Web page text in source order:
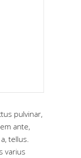
pulvinar,
ante,
tellus.
varius